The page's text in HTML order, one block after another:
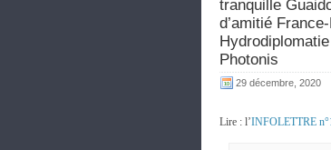
tranquille
d’amitié
Photonis
29 décembre, 2020
Lire : l’INFOLETTRE